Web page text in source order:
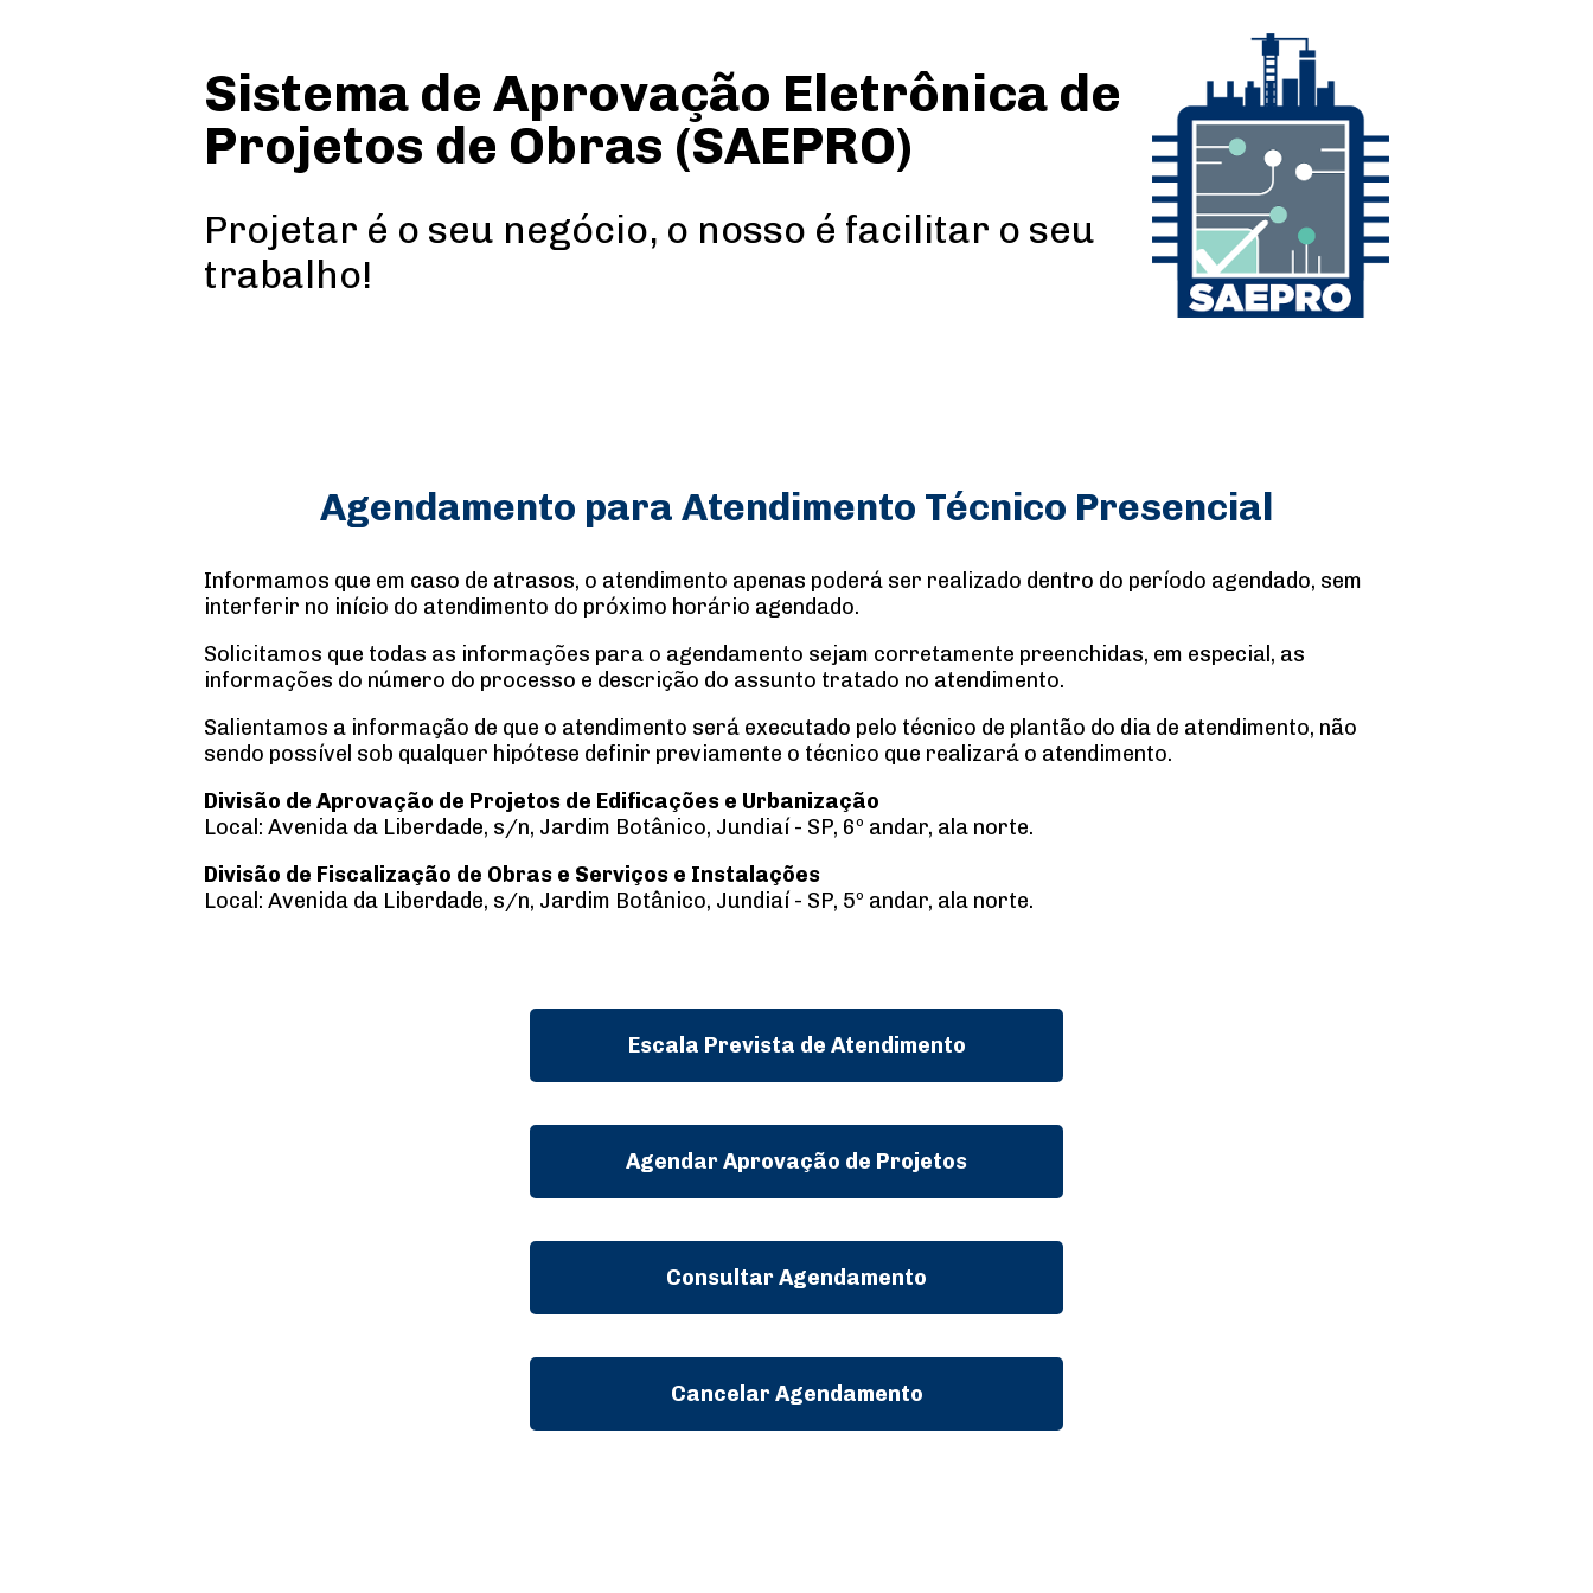
Sistema de Aprovação Eletrônica de
Projetos de Obras (SAEPRO)
Projetar é o seu negócio, o nosso é facilitar o seu
trabalho!
Agendamento para Atendimento Técnico Presencial
Informamos que em caso de atrasos, o atendimento apenas poderá ser realizado dentro do período agendado, sem
interferir no início do atendimento do próximo horário agendado.
Solicitamos que todas as informações para o agendamento sejam corretamente preenchidas, em especial, as
informações do número do processo e descrição do assunto tratado no atendimento.
Salientamos a informação de que o atendimento será executado pelo técnico de plantão do dia de atendimento, não
sendo possível sob qualquer hipótese definir previamente o técnico que realizará o atendimento.
Divisão de Aprovação de Projetos de Edificações e Urbanização
Local: Avenida da Liberdade, s/n, Jardim Botânico, Jundiaí - SP, 6º andar, ala norte.
Divisão de Fiscalização de Obras e Serviços e Instalações
Local: Avenida da Liberdade, s/n, Jardim Botânico, Jundiaí - SP, 5º andar, ala norte.
Escala Prevista de Atendimento
Agendar Aprovação de Projetos
Consultar Agendamento
Cancelar Agendamento